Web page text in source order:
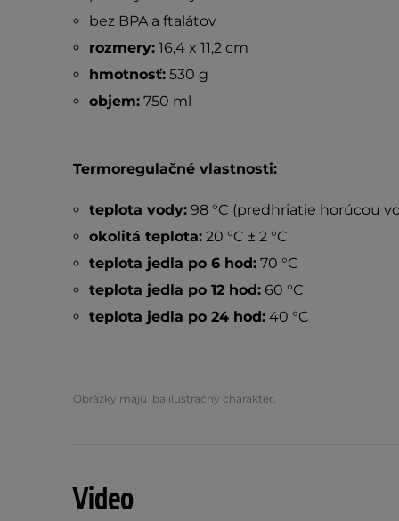
bez BPA a ftalátov
rozmery:16,4 x 11,2 cm
hmotnosť:530 g
objem:750 ml
Termoregulačné vlastnosti:
teplota vody:98 °C (predhriatie horúcou
okolitá teplota:20 °C ± 2 °C
teplota jedla po 6 hod:70 °C
teplota jedla po 12 hod:60 °C
teplota jedla po 24 hod:40 °C
Obrázky majú iba ilustračný charakter.
Video